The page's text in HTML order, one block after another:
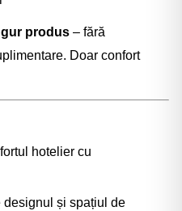
produs – fără
Doar confort
hotelier cu
designul și spațiul de